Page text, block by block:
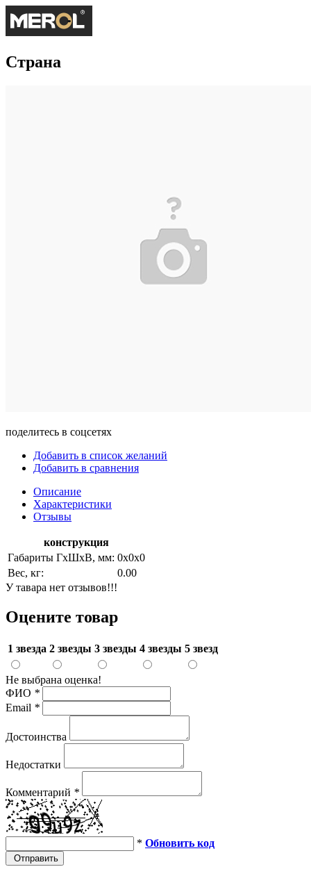
Страна
поделитесь в соцсетях
Добавить в список желаний
Добавить в сравнения
Описание
Характеристики
Отзывы
конструкция
Габариты ГхШхВ, мм: 0х0х0
Вес, кг:
0.00
У тавара нет отзывов!!!
Оцените товар
1 звезда 2 звезды 3 звезды 4 звезды 5 звезд
Не выбрана оценка!
ФИО *
Email *
Достоинства
Недостатки
Комментарий *
* Обновить код
Отправить